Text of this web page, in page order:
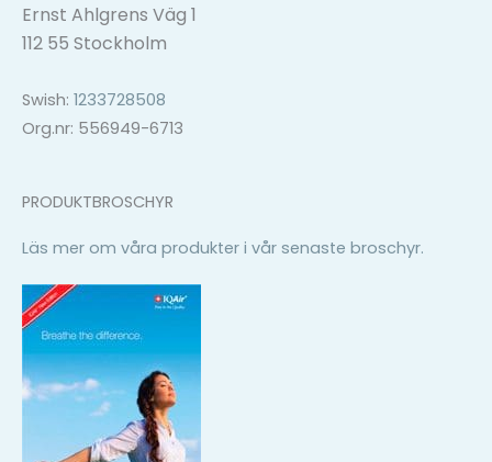
Ernst Ahlgrens Väg 1
112 55 Stockholm
Swish: 1233728508
Org.nr: 556949-6713
PRODUKTBROSCHYR
Läs mer om våra produkter i vår senaste broschyr.